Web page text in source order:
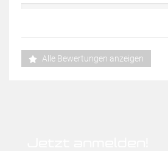
Alle Bewertungen anzeigen